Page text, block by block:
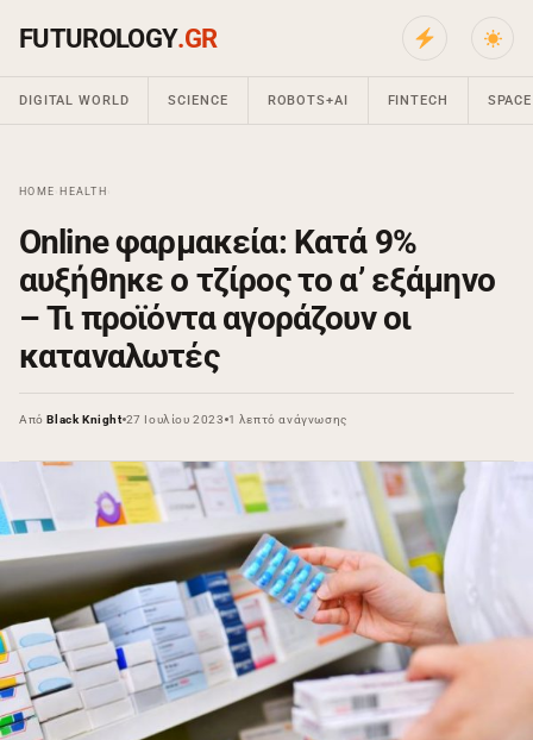
FUTUROLOGY.GR
DIGITAL WORLD SCIENCE ROBOTS+AI FINTECH SPACE
HOME HEALTH
Online φαρμακεία: Κατά 9%
αυξήθηκε ο τζίρος το α’ εξάμηνο
– Τι προϊόντα αγοράζουν οι
καταναλωτές
ΑπόBlack Knight 27 Ιουλίου 2023 1 λεπτό ανάγνωσης